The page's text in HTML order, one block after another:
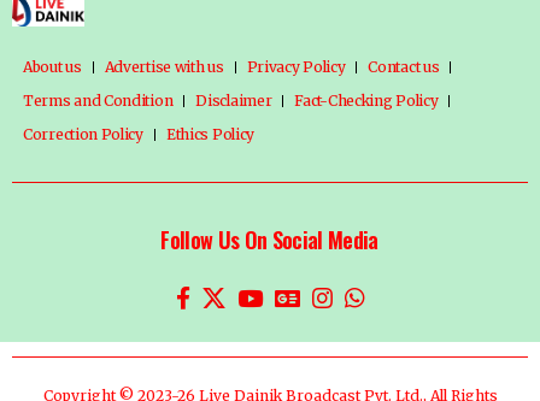
About us Advertise with us Privacy Policy
Contact us
Terms and Condition
Disclaimer
Fact-Checking Policy
Correction Policy
Ethics Policy
Follow Us On Social Media
Copyright © 2023-26 Live Dainik Broadcast Pvt. Ltd., All Rights